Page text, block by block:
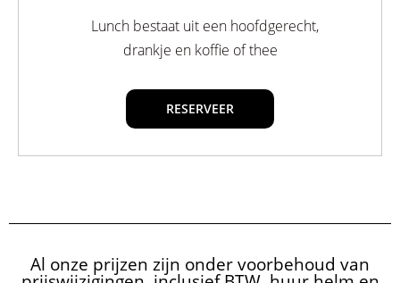
Lunch bestaat uit een hoofdgerecht,
drankje en koffie of thee
RESERVEER
Al onze prijzen zijn onder voorbehoud van